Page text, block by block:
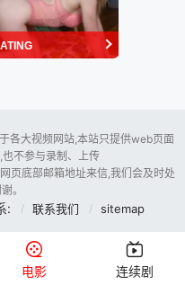
各大视频网站,本站只提供web页面
不参与录制、上传
页底部邮箱地址来信,我们会及时处
。
: 联系我们 sitemap
电影 连续剧